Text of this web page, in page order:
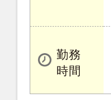
勤務
時間